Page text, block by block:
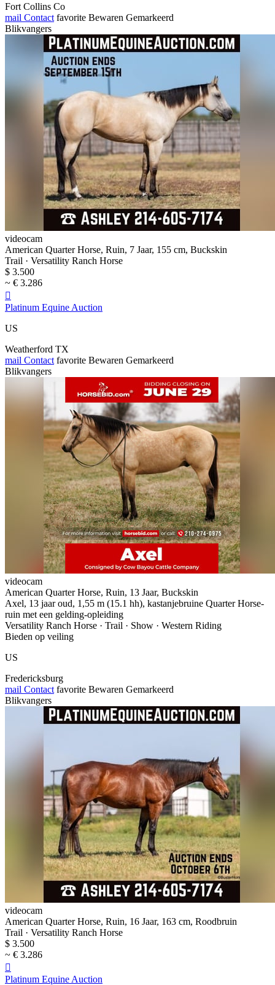
Fort Collins Co
mail Contact favorite Bewaren Gemarkeerd
Blikvangers
videocam
American Quarter Horse, Ruin, 7 Jaar, 155 cm, Buckskin
Trail · Versatility Ranch Horse
$ 3.500
~ € 3.286

Platinum Equine Auction
US
Weatherford TX
mail Contact favorite Bewaren Gemarkeerd
Blikvangers
videocam
American Quarter Horse, Ruin, 13 Jaar, Buckskin
Axel, 13 jaar oud, 1,55 m (15.1 hh), kastanjebruine Quarter Horse-
ruin met een gelding-opleiding
Versatility Ranch Horse · Trail · Show · Western Riding
Bieden op veiling
US
Fredericksburg
mail Contact favorite Bewaren Gemarkeerd
Blikvangers
videocam
American Quarter Horse, Ruin, 16 Jaar, 163 cm, Roodbruin
Trail · Versatility Ranch Horse
$ 3.500
~ € 3.286

Platinum Equine Auction